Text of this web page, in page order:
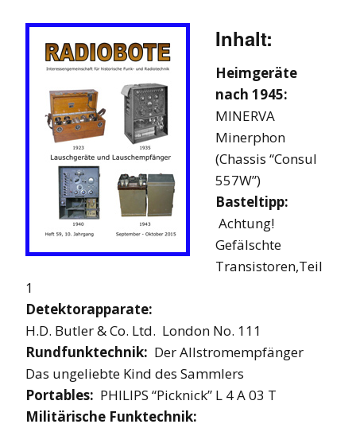
Inhalt:
Heimgeräte
nach 1945:
MINERVA
Minerphon
(Chassis “Consul
557W”)
Basteltipp:
Achtung!
Gefälschte
Transistoren,Teil
1
Detektorapparate:
H.D. Butler & Co. Ltd. London No. 111
Rundfunktechnik: Der Allstromempfänger
Das ungeliebte Kind des Sammlers
Portables: PHILIPS “Picknick” L 4 A 03 T
Militärische Funktechnik: